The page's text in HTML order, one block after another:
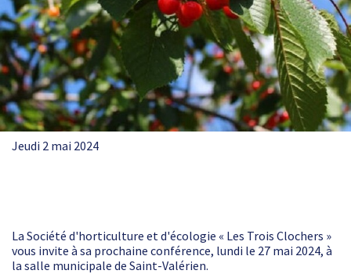
Jeudi 2 mai 2024
La Société d'horticulture et d'écologie « Les Trois Clochers »
vous invite à sa prochaine conférence, lundi le 27 mai 2024, à
la salle municipale de Saint-Valérien.